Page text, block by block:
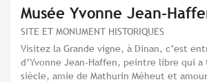
Musée Yvonne Jean-
SITE ET MONUMENT HISTORIQUES
Visitez la Grande vigne, à Dinan, c’est
d’Yvonne Jean-Haffen, peintre libre qui a
siècle, amie de Mathurin Méheut et